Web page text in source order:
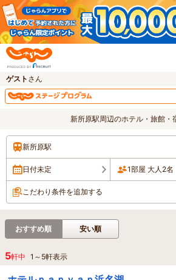
ゲスト さん
新所原駅周辺のホテル・旅館・
新所原駅
日付未定 1部屋 大人2名
こだわり条件を追加する
おすすめ順 安い順
5軒中 1 ～ 5軒表示